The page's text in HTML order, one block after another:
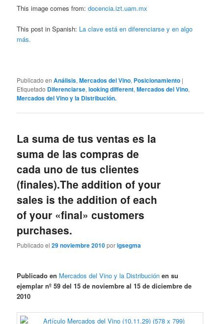
This image comes from:docencia.izt.uam.mx
This post in Spanish: La clave está en diferenciarse y en algo
más.
Publicado en Análisis,Mercados del Vino, Posicionamiento |
Etiquetado Diferenciarse,looking different,Mercados del Vino,
Mercados del Vino y la Distribución.
La suma de tus ventas es la
suma de las compras de
cada uno de tus clientes
(finales).The addition of your
sales is the addition of each
of your «final» customers
purchases.
Publicado el29 noviembre 2010porigsegma
Publicado en Mercados del Vino y la Distribución en su
ejemplar nº 59 del 15 de noviembre al 15 de diciembre de
2010